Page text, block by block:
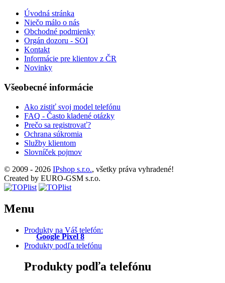
Úvodná stránka
Niečo málo o nás
Obchodné podmienky
Orgán dozoru - SOI
Kontakt
Informácie pre klientov z ČR
Novinky
Všeobecné informácie
Ako zistiť svoj model telefónu
FAQ - Často kladené otázky
Prečo sa registrovať?
Ochrana súkromia
Služby klientom
Slovníček pojmov
© 2009 - 2026 IPshop s.r.o., všetky práva vyhradené!
Created by EURO-GSM s.r.o.
Menu
Produkty na Váš telefón:
Google Pixel 8
Produkty podľa telefónu
Produkty podľa telefónu